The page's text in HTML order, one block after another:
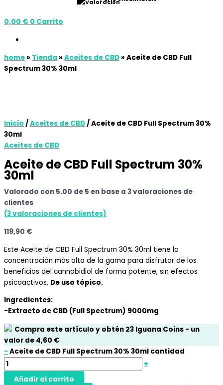
0,00 € 0 Carrito
home» Tienda » Aceites de CBD» Aceite de CBD Full
Spectrum 30% 30ml
Inicio /Aceites de CBD / Aceite de CBD Full Spectrum 30%
30ml
Aceites de CBD
Aceite de CBD Full Spectrum 30%
30ml
Valorado con 5.00 de 5 en base a 3valoraciones de
clientes
(3valoraciones de clientes)
119,90 €
Este Aceite de CBD Full Spectrum 30% 30ml tiene la
concentración más alta de la gama para disfrutar de los
beneficios del cannabidiol de forma potente, sin efectos
psicoactivos. De uso tópico.
Ingredientes:
-Extracto de CBD (Full Spectrum) 9000mg
Compra este artículo y obtén 23 Iguana Coins - un
valor de 4,60 €
- Aceite de CBD Full Spectrum 30% 30ml cantidad
+
Añadir al carrito